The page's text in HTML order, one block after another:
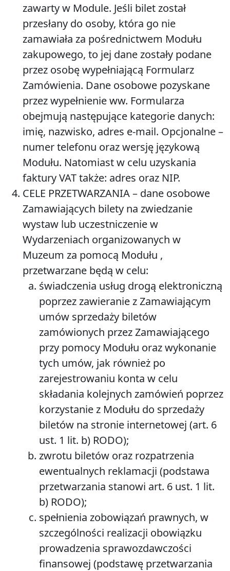
zawarty w Module. Jeśli bilet został
przesłany do osoby, która go nie
zamawiała za pośrednictwem Modułu
zakupowego, to jej dane zostały podane
przez osobę wypełniającą Formularz
Zamówienia. Dane osobowe pozyskane
przez wypełnienie ww. Formularza
obejmują następujące kategorie danych:
imię, nazwisko, adres e-mail. Opcjonalne –
numer telefonu oraz wersję językową
Modułu. Natomiast w celu uzyskania
faktury VAT także: adres oraz NIP.
CELE PRZETWARZANIA– dane osobowe
Zamawiających bilety na zwiedzanie
wystaw lub uczestniczenie w
Wydarzeniach organizowanych w
Muzeum za pomocą Modułu ,
przetwarzane będą w celu:
świadczenia usług drogą elektroniczną
poprzez zawieranie z Zamawiającym
umów sprzedaży biletów
zamówionych przez Zamawiającego
przy pomocy Modułu oraz wykonanie
tych umów, jak również po
zarejestrowaniu konta w celu
składania kolejnych zamówień poprzez
korzystanie z Modułu do sprzedaży
biletów na stronie internetowej (art. 6
ust. 1 lit. b) RODO);
zwrotu biletów oraz rozpatrzenia
ewentualnych reklamacji (podstawa
przetwarzania stanowi art. 6 ust. 1 lit.
b) RODO);
spełnienia zobowiązań prawnych, w
szczególności realizacji obowiązku
prowadzenia sprawozdawczości
finansowej (podstawę przetwarzania